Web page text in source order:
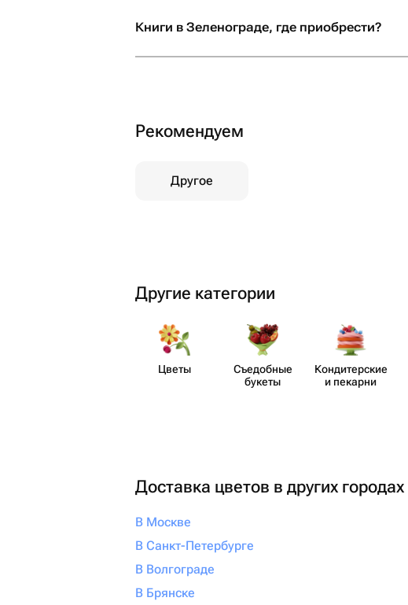
Книги в Зеленограде, где приобрести?
Рекомендуем
Другое
Другие категории
Цветы
Съедобные
букеты
Кондит​ерские
и пекарни
Доставка цветов в других городах
В Москве
В Санкт-Петербурге
В Волгограде
В Брянске